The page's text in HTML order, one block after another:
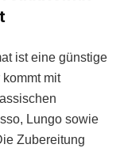
ist eine günstige
mit
Lungo sowie
Zubereitung